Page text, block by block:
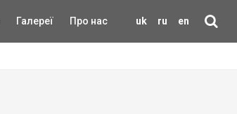
uk ru en
Галереї Про нас